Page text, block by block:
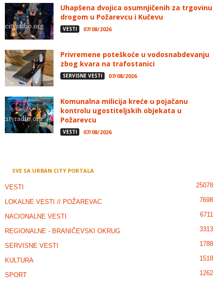
Uhapšena dvojica osumnjičenih za trgovinu
drogom u Požarevcu i Kučevu
VESTI 07/08/2026
Privremene poteškoće u vodosnabdevanju
zbog kvara na trafostanici
SERVISNE VESTI 07/08/2026
Komunalna milicija kreće u pojačanu
kontrolu ugostiteljskih objekata u
Požarevcu
VESTI 07/08/2026
SVE SA URBAN CITY PORTALA
VESTI 25078
LOKALNE VESTI // POŽAREVAC 7698
NACIONALNE VESTI 6711
REGIONALNE - BRANIČEVSKI OKRUG 3313
SERVISNE VESTI 1788
KULTURA 1518
SPORT 1262